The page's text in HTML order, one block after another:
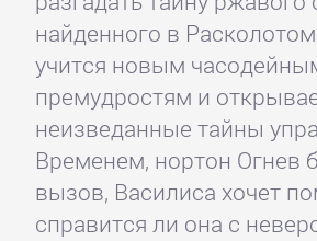
найденного в
учится новым
премудростям и
неизведанные тайны
Временем, нортон Огнев
вызов, Василиса хочет
справится ли она с